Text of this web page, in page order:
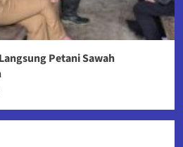
Petani Sawah